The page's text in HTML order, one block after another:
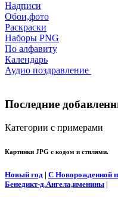
Надписи
Обои,фото
Раскраски
Наборы PNG
По алфавиту
Календарь
Аудио поздравление
Последние
Категории с примерами
Картинки JPG с кодом и стилями.
Новый год | С Новорожденной
Бенедикт-д.Ангела,именины |